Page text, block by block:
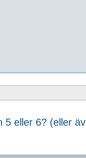
5 eller 6? (eller